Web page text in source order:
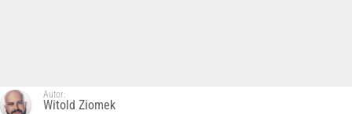
Autor:
Witold Ziomek